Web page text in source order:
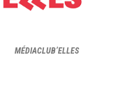
MÉDIACLUB’ELLES